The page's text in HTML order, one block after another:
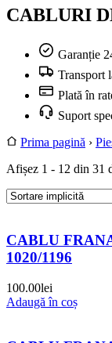
CABLURI
Garanție
Transport
Plată în
Suport
Prima pagină ›
Afișez 1 - 12 din 31
CABLU
1020/1196
100.00lei
Adaugă în coș